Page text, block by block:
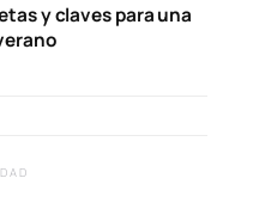
y claves para una